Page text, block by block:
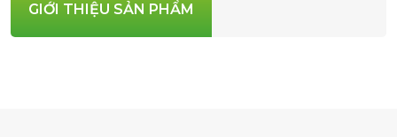
GIỚI THIỆU SẢN PHẨM